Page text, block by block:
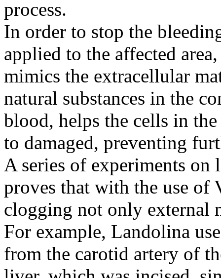
process.
In order to stop the
applied to the affected
mimics the extracellular
natural substances in the
blood, helps the cells in
to damaged, preventing
A series of experiments on
proves that with the use of
clogging not only external
For example, Landolina
from the carotid artery of